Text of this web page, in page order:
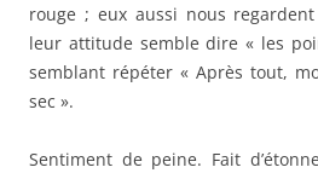
rouge ; eux aussi nous
leur attitude semble dire « les
semblant répéter « Après tout,
sec ».
Sentiment de peine. Fait